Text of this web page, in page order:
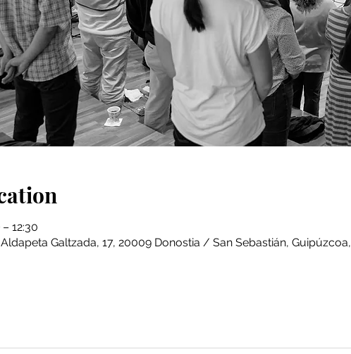
12:30
Galtzada, 17, 20009 Donostia / San Sebastián, Guipúzcoa,